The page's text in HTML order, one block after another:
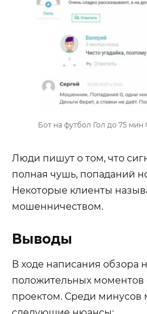
Бот на футбол Гол до 75
Люди пишут о том, что
полная чушь, попаданий
Некоторые клиенты
мошенничеством.
Выводы
В ходе написания обзора
положительных моментов
проектом. Среди